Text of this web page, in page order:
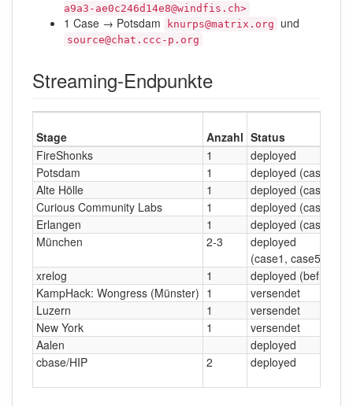
a9a3-ae0c246d14e8@windfis.ch>
1 Case → Potsdam knurps@matrix.org und
source@chat.ccc-p.org
Streaming-Endpunkte
Stage Anzahl Status
FireShonks
1
deployed
Potsdam
1
deployed (case4)
Alte Hölle
1
deployed (case6)
Curious Community Labs
1
deployed (case3)
Erlangen
1
deployed (case2)
München
2-3
deployed
(case1, case5)
xrelog
1
deployed (befristet)
KampHack: Wongress (Münster) 1
versendet
Luzern
1
versendet
New York
1
versendet
Aalen
deployed
cbase/HIP
2 deployed